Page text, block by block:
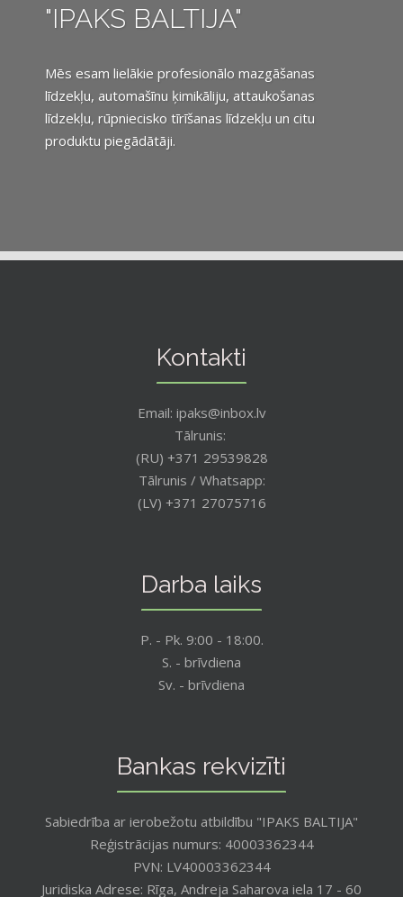
"IPAKS BALTIJA"
Mēs esam lielākie profesionālo mazgāšanas
līdzekļu, automašīnu ķimikāliju, attaukošanas
līdzekļu, rūpniecisko tīrīšanas līdzekļu un citu
produktu piegādātāji.
Kontakti
Email: ipaks@inbox.lv
Tālrunis:
(RU) +371 29539828
Tālrunis / Whatsapp:
(LV) +371 27075716
Darba laiks
P. - Pk. 9:00 - 18:00.
S. - brīvdiena
Sv. - brīvdiena
Bankas rekvizīti
Sabiedrība ar ierobežotu atbildību "IPAKS BALTIJA"
Reģistrācijas numurs: 40003362344
PVN: LV40003362344
Juridiska Adrese: Rīga, Andreja Saharova iela 17 - 60